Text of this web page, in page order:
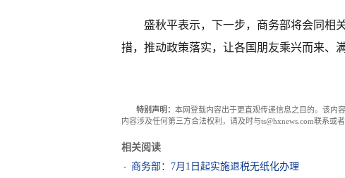
盛秋平表示，下一步，商务部将会同相
措，推动政策落实，让各国朋友乘兴而来、满
特别声明： 本网登载内容出于更直观传递信息之目的。该内
内容涉及任何第三方合法权利，请及时与ts@hxnews.com联系或
相关阅读
商务部：7月1日起实施退税无纸化办理